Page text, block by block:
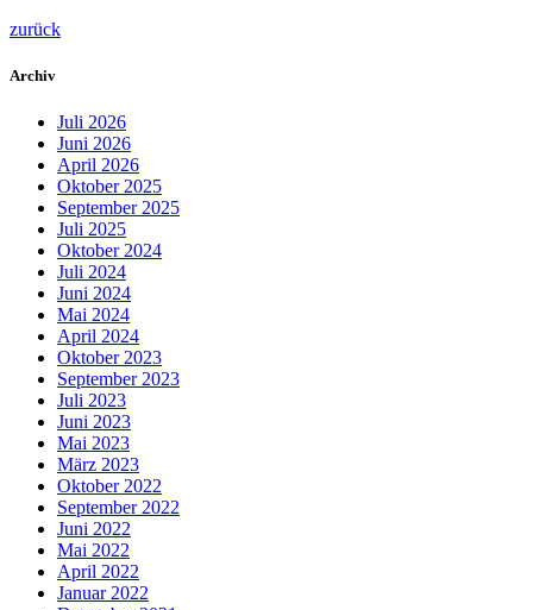
zurück
Archiv
Juli 2026
Juni 2026
April 2026
Oktober 2025
September 2025
Juli 2025
Oktober 2024
Juli 2024
Juni 2024
Mai 2024
April 2024
Oktober 2023
September 2023
Juli 2023
Juni 2023
Mai 2023
März 2023
Oktober 2022
September 2022
Juni 2022
Mai 2022
April 2022
Januar 2022